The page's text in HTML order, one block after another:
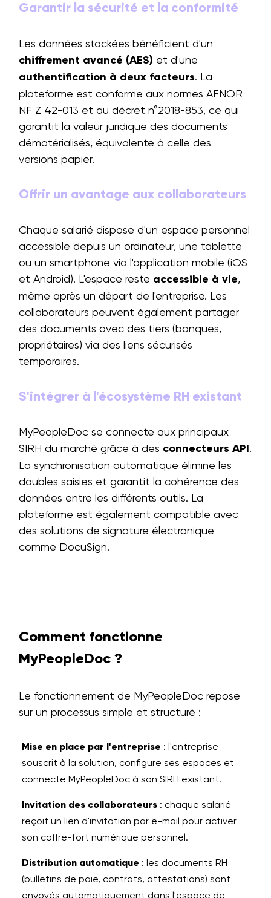
Garantir la sécurité et la conformité
Les données stockées bénéficient d'un
chiffrement avancé (AES) et d'une
authentification à deux facteurs. La
plateforme est conforme aux normes AFNOR
NF Z 42-013 et au décret n°2018-853, ce qui
garantit la valeur juridique des documents
dématérialisés, équivalente à celle des
versions papier.
Offrir un avantage aux collaborateurs
Chaque salarié dispose d'un espace personnel
accessible depuis un ordinateur, une tablette
ou un smartphone via l'application mobile (iOS
et Android). L'espace reste accessible à vie,
même après un départ de l'entreprise. Les
collaborateurs peuvent également partager
des documents avec des tiers (banques,
propriétaires) via des liens sécurisés
temporaires.
S'intégrer à l'écosystème RH existant
MyPeopleDoc se connecte aux principaux
SIRH du marché grâce à des connecteurs API.
La synchronisation automatique élimine les
doubles saisies et garantit la cohérence des
données entre les différents outils. La
plateforme est également compatible avec
des solutions de signature électronique
comme DocuSign.
Comment fonctionne
MyPeopleDoc ?
Le fonctionnement de MyPeopleDoc repose
sur un processus simple et structuré :
Mise en place par l'entreprise : l'entreprise
souscrit à la solution, configure ses espaces et
connecte MyPeopleDoc à son SIRH existant.
Invitation des collaborateurs : chaque salarié
reçoit un lien d'invitation par e-mail pour activer
son coffre-fort numérique personnel.
Distribution automatique : les documents RH
(bulletins de paie, contrats, attestations) sont
envoyés automatiquement dans l'espace de